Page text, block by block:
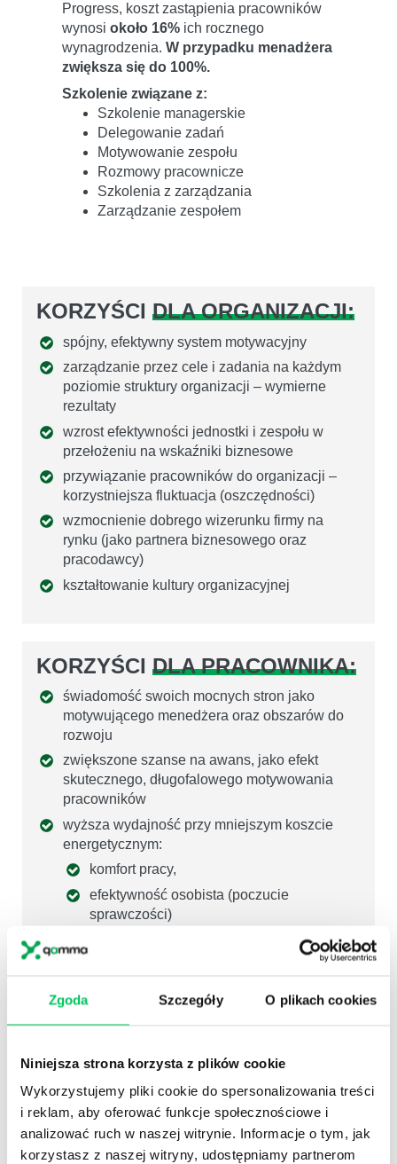
Zgoda Szczegóły O plikach cookies
Niniejsza strona korzysta z plików cookie
Wykorzystujemy pliki cookie do spersonalizowania treści
i reklam, aby oferować funkcje społecznościowe i
analizować ruch w naszej witrynie. Informacje o tym, jak
korzystasz z naszej witryny, udostępniamy partnerom
Progress, koszt zastąpienia pracowników
wynosi około 16% ich rocznego
wynagrodzenia. W przypadku menadżera
zwiększa się do 100%.
Szkolenie związane z:
Szkolenie managerskie
Delegowanie zadań
Motywowanie zespołu
Rozmowy pracownicze
Szkolenia z zarządzania
Zarządzanie zespołem
KORZYŚCI DLA ORGANIZACJI:
spójny, efektywny system motywacyjny
zarządzanie przez cele i zadania na każdym
poziomie struktury organizacji – wymierne
rezultaty
wzrost efektywności jednostki i zespołu w
przełożeniu na wskaźniki biznesowe
przywiązanie pracowników do organizacji –
korzystniejsza fluktuacja (oszczędności)
wzmocnienie dobrego wizerunku firmy na
rynku (jako partnera biznesowego oraz
pracodawcy)
kształtowanie kultury organizacyjnej
KORZYŚCI DLA PRACOWNIKA:
świadomość swoich mocnych stron jako
motywującego menedżera oraz obszarów do
rozwoju
zwiększone szanse na awans, jako efekt
skutecznego, długofalowego motywowania
pracowników
wyższa wydajność przy mniejszym koszcie
energetycznym:
komfort pracy,
efektywność osobista (poczucie
sprawczości)
budowanie i utrzymywanie własnego autorytetu
jako menedżera
wzrost umiejętności komunikowania
priorytetów – dot. współpracy, pracy zespołu,
kaskadowanych z poziomu Zarządu
świadomość silnych stron pracowników na
poziomie menedżerskim oraz organizacyjnym